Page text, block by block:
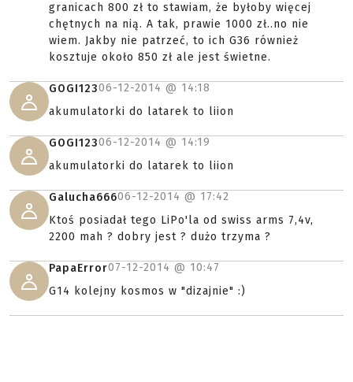
granicach 800 zł to stawiam, że byłoby więcej
chętnych na nią. A tak, prawie 1000 zł..no nie
wiem. Jakby nie patrzeć, to ich G36 również
kosztuje około 850 zł ale jest świetne.
GOGI12306-12-2014 @ 14:18
akumulatorki do latarek to liion
GOGI12306-12-2014 @ 14:19
akumulatorki do latarek to liion
Galucha66606-12-2014 @ 17:42
Ktoś posiadał tego LiPo'la od swiss arms 7,4v,
2200 mah ? dobry jest ? dużo trzyma ?
PapaError07-12-2014 @ 10:47
G14 kolejny kosmos w "dizajnie" :)